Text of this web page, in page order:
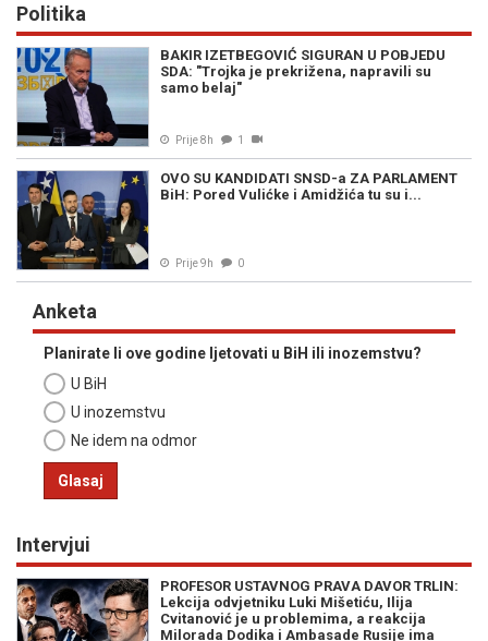
Politika
BAKIR IZETBEGOVIĆ SIGURAN U POBJEDU
SDA: "Trojka je prekrižena, napravili su
samo belaj"
Prije 8h 1
OVO SU KANDIDATI SNSD-a ZA PARLAMENT
BiH: Pored Vulićke i Amidžića tu su i...
Prije 9h 0
Anketa
Planirate li ove godine ljetovati u BiH ili inozemstvu?
U BiH
U inozemstvu
Ne idem na odmor
Glasaj
Intervjui
PROFESOR USTAVNOG PRAVA DAVOR TRLIN:
Lekcija odvjetniku Luki Mišetiću, Ilija
Cvitanović je u problemima, a reakcija
Milorada Dodika i Ambasade Rusije ima